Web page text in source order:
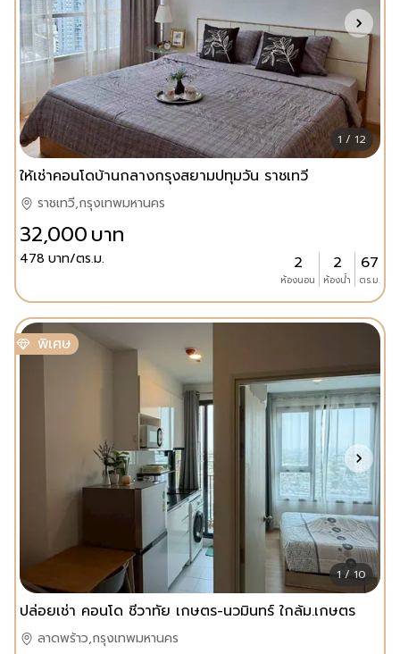
1 / 12
ให้เช่าคอนโดบ้านกลางกรุงสยามปทุมวัน ราชเทวี
ราชเทวี,กรุงเทพมหานคร
32,000บาท
478 บาท/ตร.ม. 2
ห้องนอน
2
ห้องน้ำ
67
ตร.ม.
พิเศษ
1 / 10
ปล่อยเช่า คอนโด ชีวาทัย เกษตร-นวมินทร์ ใกล้ม.เกษตร
ลาดพร้าว,กรุงเทพมหานคร